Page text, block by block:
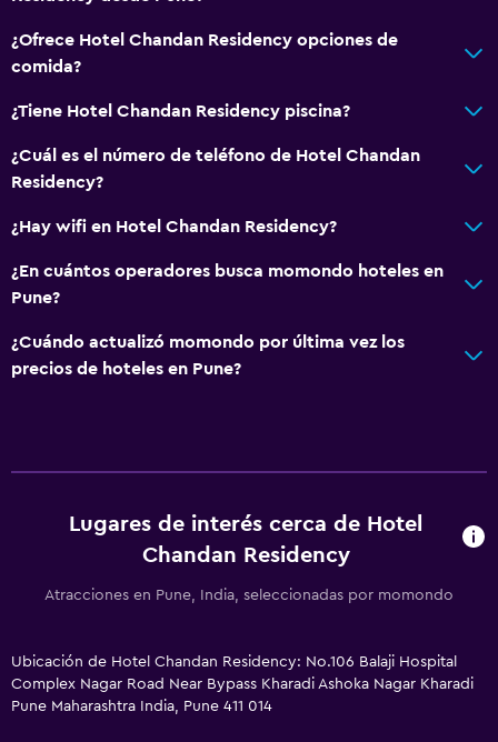
¿Ofrece Hotel Chandan Residency opciones de
comida?
¿Tiene Hotel Chandan Residency piscina?
¿Cuál es el número de teléfono de Hotel Chandan
Residency?
¿Hay wifi en Hotel Chandan Residency?
¿En cuántos operadores busca momondo hoteles en
Pune?
¿Cuándo actualizó momondo por última vez los
precios de hoteles en Pune?
Lugares de interés cerca de Hotel
Chandan Residency
Atracciones en Pune, India, seleccionadas por momondo
Ubicación de Hotel Chandan Residency: No.106 Balaji Hospital
Complex Nagar Road Near Bypass Kharadi Ashoka Nagar Kharadi
Pune Maharashtra India, Pune 411 014